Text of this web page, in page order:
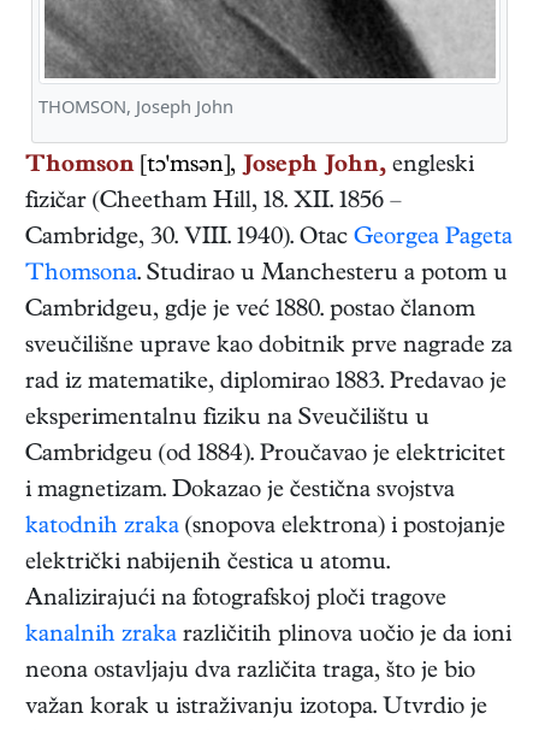
THOMSON, Joseph John
Thomson [tɔ'msən], Joseph John, engleski
fizičar (Cheetham Hill, 18. XII. 1856 –
Cambridge, 30. VIII. 1940). Otac Georgea Pageta
Thomsona. Studirao u Manchesteru a potom u
Cambridgeu, gdje je već 1880. postao članom
sveučilišne uprave kao dobitnik prve nagrade za
rad iz matematike, diplomirao 1883. Predavao je
eksperimentalnu fiziku na Sveučilištu u
Cambridgeu (od 1884). Proučavao je elektricitet
i magnetizam. Dokazao je čestična svojstva
katodnih zraka (snopova elektrona) i postojanje
električki nabijenih čestica u atomu.
Analizirajući na fotografskoj ploči tragove
kanalnih zraka različitih plinova uočio je da ioni
neona ostavljaju dva različita traga, što je bio
važan korak u istraživanju izotopa. Utvrdio je